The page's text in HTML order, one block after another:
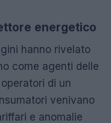
energetico
hanno rivelato
come agenti delle
di un
venivano
e anomalie